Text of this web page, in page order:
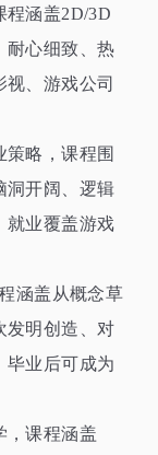
程涵盖2D/3D
耐心细致、热
、游戏公司
略，课程围
洞开阔、逻辑
就业覆盖游戏
涵盖从概念草
发明创造、对
毕业后可成为
，课程涵盖